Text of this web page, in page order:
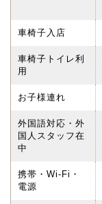
車椅子入店
車椅子トイレ利
用
お子様連れ
外国語対応・外
国人スタッフ在
中
携帯・Wi-Fi・
電源